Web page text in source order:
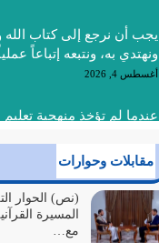
يجب أن نرجع إلى كتاب الله
ونهتدي به، ونتبعه إتباعاً
أغسطس 4, 2026
عندما لم تؤخذ منهجية
أغسطس 3, 2026
الغاية من الصلاة هو ذكر
إضافة إلى {وَأَعِدُّوا لَهُمْ مَا…
أغسطس 2, 2026
مقابلات وحوارات
(نص) الحوار
المسيرة
مع…